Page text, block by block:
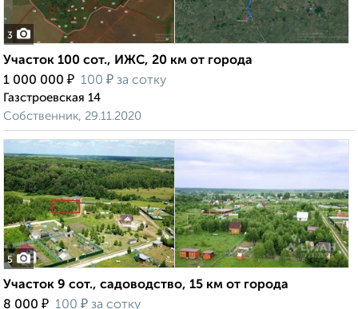
3
Участок 100 сот., ИЖС, 20 км от города
1 000 000 ₽ 100 ₽ за сотку
Газстроевская 14
Собственник, 29.11.2020
5
Участок 9 сот., садоводство, 15 км от города
8 000 ₽ 100 ₽ за сотку